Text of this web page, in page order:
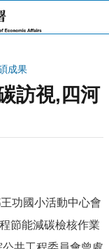
成果
訪視,四河
功國小活動中心會
節能減碳檢核作業